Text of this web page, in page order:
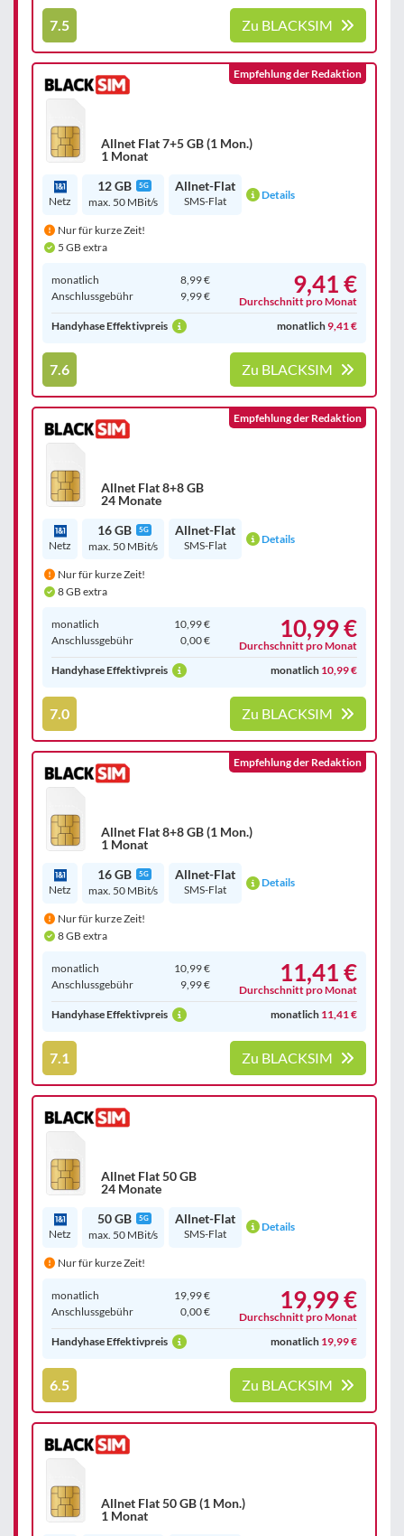
7.5 Zu BLACKSIM
Allnet Flat 7+5 GB (1 Mon.)
1 Monat
Empfehlung der Redaktion
Netz
12 GB 5G
max. 50 MBit/s
Allnet-Flat
SMS-Flat Details
Nur für kurze Zeit!
5 GB extra
monatlich
8,99 €
Anschluss­gebühr
9,99 € 9,41 €
Durchschnitt pro Monat
Handyhase Effektivpreis
monatlich9,41 €
7.6 Zu BLACKSIM
Allnet Flat 8+8 GB
24 Monate
Empfehlung der Redaktion
Netz
16 GB 5G
max. 50 MBit/s
Allnet-Flat
SMS-Flat Details
Nur für kurze Zeit!
8 GB extra
monatlich
10,99 €
Anschluss­gebühr
0,00 € 10,99 €
Durchschnitt pro Monat
Handyhase Effektivpreis
monatlich 10,99 €
7.0 Zu BLACKSIM
Allnet Flat 8+8 GB (1 Mon.)
1 Monat
Empfehlung der Redaktion
Netz
16 GB 5G
max. 50 MBit/s
Allnet-Flat
SMS-Flat Details
Nur für kurze Zeit!
8 GB extra
monatlich
10,99 €
Anschluss­gebühr
9,99 € 11,41 €
Durchschnitt pro Monat
Handyhase Effektivpreis
monatlich 11,41 €
7.1 Zu BLACKSIM
Allnet Flat 50 GB
24 Monate
Netz
50 GB 5G
max. 50 MBit/s
Allnet-Flat
SMS-Flat Details
Nur für kurze Zeit!
monatlich
19,99 €
Anschluss­gebühr
0,00 € 19,99 €
Durchschnitt pro Monat
Handyhase Effektivpreis
monatlich 19,99 €
6.5 Zu BLACKSIM
Allnet Flat 50 GB (1 Mon.)
1 Monat